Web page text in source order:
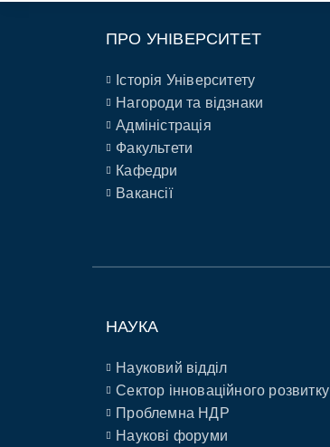
ПРО УНІВЕРСИТЕТ
Історія Університету
Нагороди та відзнаки
Адміністрація
Факультети
Кафедри
Вакансії
НАУКА
Науковий відділ
Сектор інноваційного розвитку
Проблемна НДР
Наукові форуми